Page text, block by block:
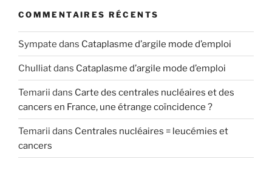
COMMENTAIRES RÉCENTS
Sympate dans Cataplasme d’argile mode d’emploi
Chulliatdans Cataplasme d’argile mode d’emploi
Temarii dans Carte des centrales nucléaires et des
cancers en France, une étrange coïncidence ?
Temarii dans Centrales nucléaires = leucémies et
cancers